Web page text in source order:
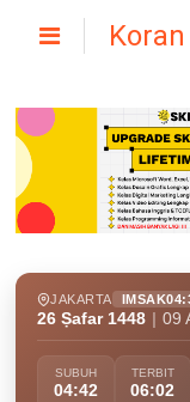
JAKARTA IMSAK
26 Ṣafar 1448 09
SUBUH
04:42
TERBIT
06:02